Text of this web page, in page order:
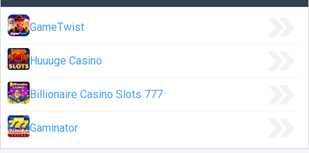
GameTwist
Huuuge Casino
Billionaire Casino Slots 777
Gaminator